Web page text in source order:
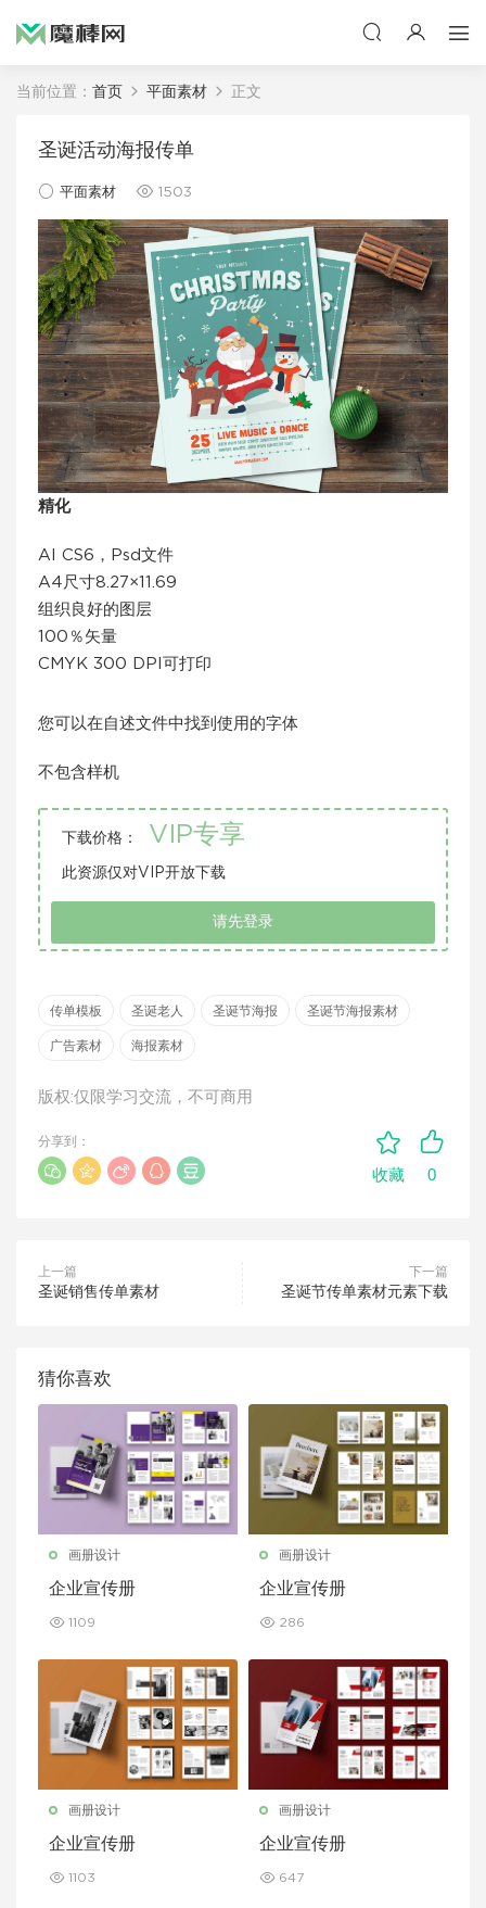
当前位置： 首页 平面素材 正文
圣诞活动海报传单
平面素材 1503
精化
AI CS6，Psd文件
A4尺寸8.27×11.69
组织良好的图层
100％矢量
CMYK 300 DPI可打印
您可以在自述文件中找到使用的字体
不包含样机
下载价格： VIP专享
此资源仅对VIP开放下载
请先登录
传单模板 圣诞老人 圣诞节海报 圣诞节海报素材
广告素材 海报素材
版权:仅限学习交流，不可商用
收藏 0
分享到：
上一篇
圣诞销售传单素材
下一篇
圣诞节传单素材元素下载
猜你喜欢
画册设计
企业宣传册
1109
画册设计
企业宣传册
286
画册设计
企业宣传册
1103
画册设计
企业宣传册
647